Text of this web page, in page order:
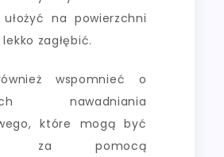
na powierzchni
zagłębić.
wspomnieć o
nawadniania
które mogą być
za pomocą